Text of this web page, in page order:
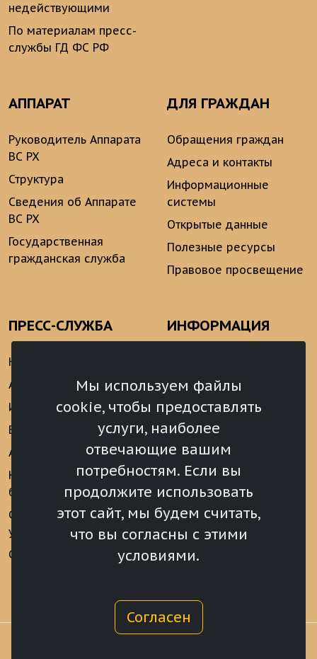
Мы используем файлы
cookie, чтобы предоставлять
услуги, наиболее
отвечающие вашим
потребностям. Если вы
продолжите использовать
этот сайт, мы будем считать,
что вы согласны с этими
условиями.
Согласен
недействующими
По материалам пресс-
службы ГД ФС РФ
АППАРАТ
Руководитель Аппарата
ВС РХ
Структура
Сведения об Аппарате
ВС РХ
Государственная
гражданская служба
ДЛЯ ГРАЖДАН
Обращения граждан
Адреса и контакты
Информационные
системы
Открытые данные
Полезные ресурсы
Правовое просвещение
ПРЕСС-СЛУЖБА
Новости
Анонсы
Интервью
Видеоматериалы
Аккредитация
Конкурс «Хрустальный
барс»
Сведения о СМИ
учрежденных ВС РХ
Опросы и голосования
ИНФОРМАЦИЯ
аналитические
материалы
Реализация Послания
Президента РФ
Федеральному
Собранию РФ
Местное
самоуправление
Финансы
Награды